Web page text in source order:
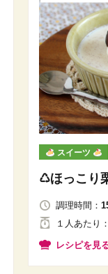
スイーツ
♺ほっこり
調理時間：
１人あたり ：
レシピを見